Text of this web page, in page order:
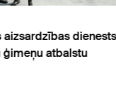
dienests